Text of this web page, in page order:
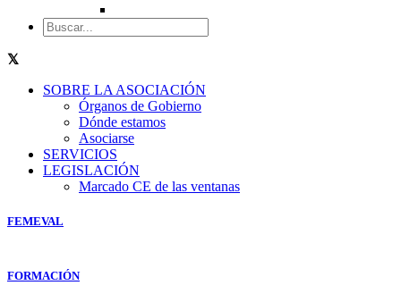
SOBRE LA ASOCIACIÓN
Órganos de Gobierno
Dónde estamos
Asociarse
SERVICIOS
LEGISLACIÓN
Marcado CE de las ventanas
FEMEVAL
FORMACIÓN